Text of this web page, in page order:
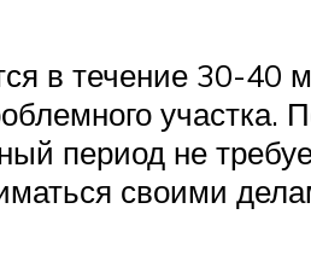
в течение 30-40
участка.
период не
своими